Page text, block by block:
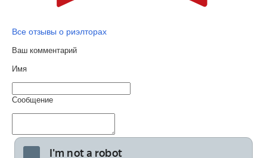
Все отзывы о риэлторах
Ваш комментарий
Имя
Сообщение